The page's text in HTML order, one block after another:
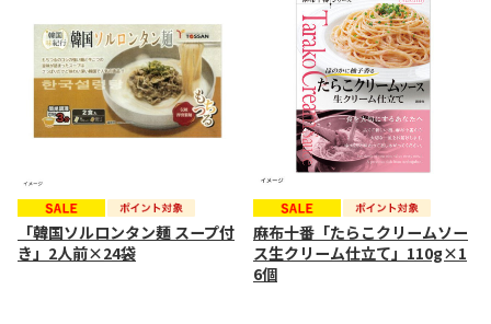
「韓国ソルロンタン麺 スープ付
き」2人前×24袋
麻布十番「たらこクリームソー
ス生クリーム仕立て」110g×1
6個